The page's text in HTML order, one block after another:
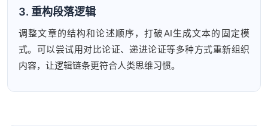
3. 重构段落逻辑
调整文章的结构和论述顺序，打破AI生成文本的固定模
式。可以尝试用对比论证、递进论证等多种方式重新组织
内容，让逻辑链条更符合人类思维习惯。